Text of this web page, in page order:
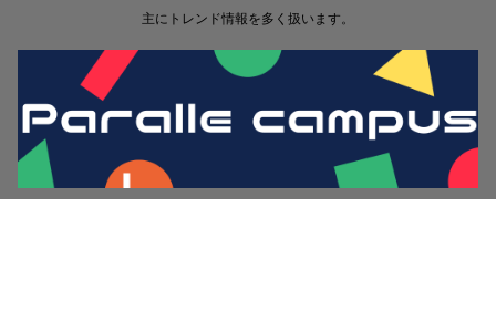
主にトレンド情報を多く扱います。